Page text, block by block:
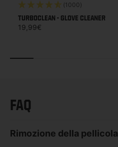
(1000)
TURBOCLEAN - GLOVE CLEANER
Prezzo di listino
19,99€
FAQ
Rimozione della pellicola